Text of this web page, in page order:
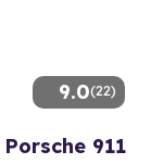
9.0(22)
911